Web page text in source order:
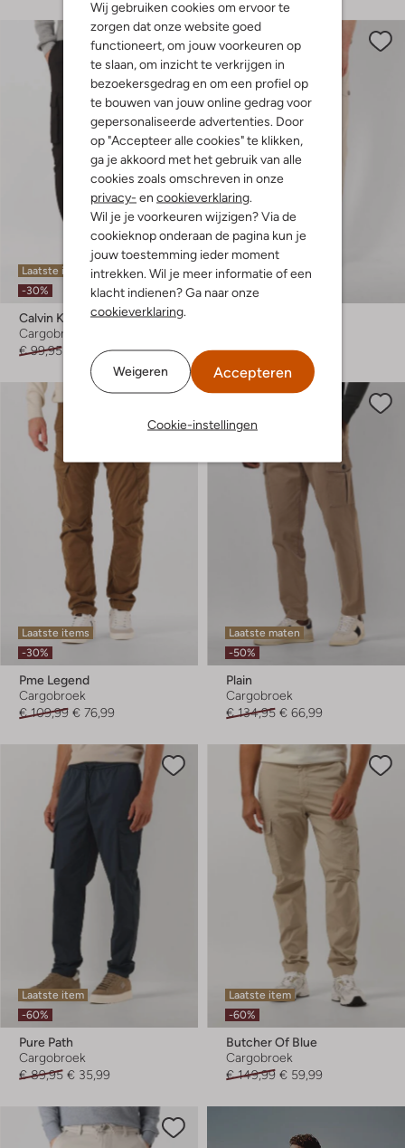
Wij gebruiken cookies om ervoor te
zorgen dat onze website goed
functioneert, om jouw voorkeuren op
te slaan, om inzicht te verkrijgen in
bezoekersgedrag en om een profiel op
te bouwen van jouw online gedrag voor
gepersonaliseerde advertenties. Door
op "Accepteer alle cookies" te klikken,
ga je akkoord met het gebruik van alle
cookies zoals omschreven in onze
privacy- en cookieverklaring
Wil je je voorkeuren wijzigen? Via de
cookieknop onderaan de pagina kun je
jouw toestemming ieder moment
intrekken. Wil je meer informatie of een
klacht indienen? Ga naar onze
cookieverklaring
Weigeren Accepteren
Cookie-instellingen
Laatste items
-30%
Calvin Klein
Cargobroek
€ 99,95
€ 69,99
Laatste maten
-60%
€ 149,99 € 59,99
Laatste items
-30%
Pme Legend
Cargobroek
€ 109,99 € 76,99
Laatste maten
-50%
Plain
Cargobroek
€ 134,95 € 66,99
Laatste item
-60%
Pure Path
Cargobroek
€ 89,95 € 35,99
Laatste item
-60%
Butcher Of Blue
Cargobroek
€ 149,99 € 59,99